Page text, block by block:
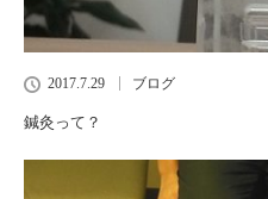
2017.7.29 ブログ
鍼灸って？